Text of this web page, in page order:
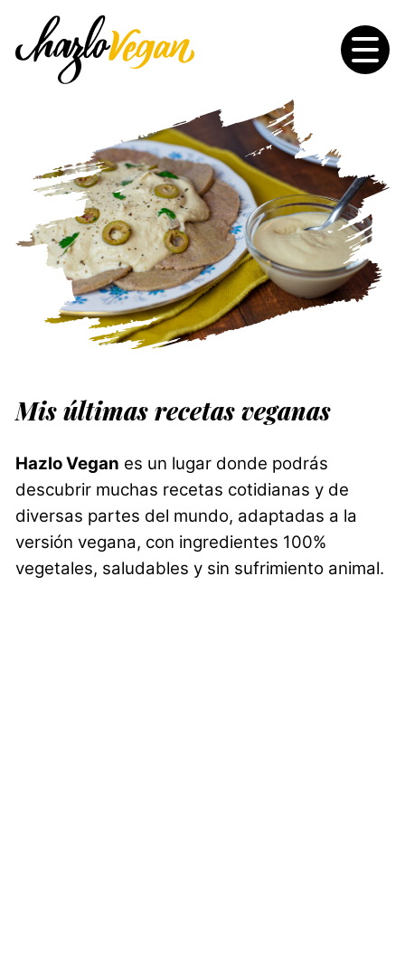
Mis últimas recetas veganas
Hazlo Vegan es un lugar donde podrás
descubrir muchas recetas cotidianas y de
diversas partes del mundo, adaptadas a la
versión vegana, con ingredientes 100%
vegetales, saludables y sin sufrimiento animal.